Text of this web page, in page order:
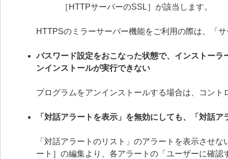
［HTTPサーバーのSSL］が該当します。
HTTPSのミラーサーバー機能をご利用の際は、「
パスワード設定をおこなった状態で、インストー
ンインストールが実行できない
プログラムをアンインストールする場合は、コン
「対話アラートを表示」を無効にしても、「対話
「対話アラートのリスト」のアラートを表示させ
ート］の編集より、各アラートの「ユーザーに確